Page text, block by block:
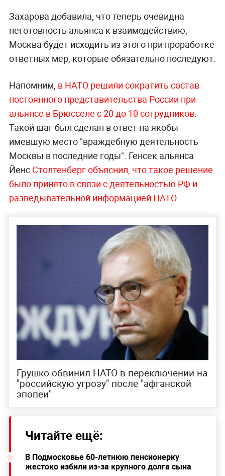
Захарова добавила, что теперь очевидна
неготовность альянса к взаимодействию,
Москва будет исходить из этого при проработке
ответных мер, которые обязательно последуют.
Напомним, в НАТО решили сократить состав
постоянного представительства России при
альянсе в Брюсселе с 20 до 10 сотрудников.
Такой шаг был сделан в ответ на якобы
имевшую место "враждебную деятельность
Москвы в последние годы". Генсек альянса
Йенс Столтенберг объяснил, что такое решение
было принято в связи с деятельностью РФ и
разведывательной информацией НАТО.
Грушко обвинил НАТО в переключении на
"российскую угрозу" после "афганской
эпопеи"
Читайте ещё:
В Подмосковье 60-летнюю пенсионерку
жестоко избили из-за крупного долга сына